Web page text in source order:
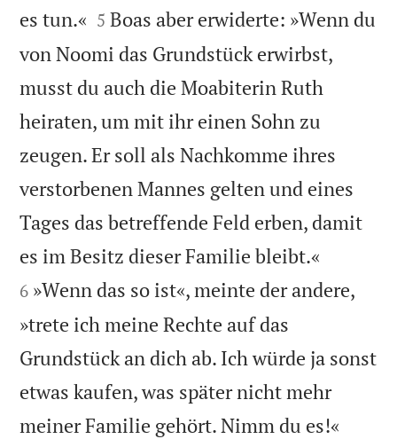
es tun.« 

5 Boas aber erwiderte: »Wenn du
von Noomi das Grundstück erwirbst,
musst du auch die Moabiterin Ruth
heiraten, um mit ihr einen Sohn zu
zeugen. Er soll als Nachkomme ihres
verstorbenen Mannes gelten und eines
Tages das betreffende Feld erben, damit
es im Besitz dieser Familie bleibt.«
6 »Wenn das so ist«, meinte der andere,
»trete ich meine Rechte auf das
Grundstück an dich ab. Ich würde ja sonst
etwas kaufen, was später nicht mehr
meiner Familie gehört. Nimm du es!«